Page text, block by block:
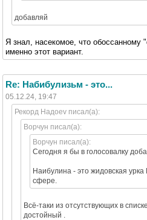
добавляй
Я знал, насекомое, что обоссанному
именно этот вариант.
Re: Набибулизьм - это...
05.12.24, 19:47
Рекорд Надоеv писал(а):
Ворчун писал(а):
Ворчун писал(а):
Сегодня я бы в голосовалку
Наибулина - это жидовская урка
сфере.
Всё-таки из отсутствующих в
достойный .